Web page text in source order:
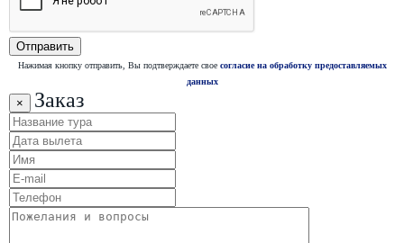
Нажимая кнопку отправить, Вы подтверждаете свое согласие на обработку предоставляемых
данных
× Заказ